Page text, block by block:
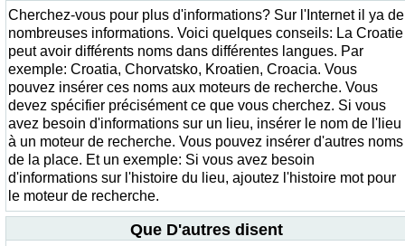
Cherchez-vous pour plus d'informations? Sur l'Internet il ya de
nombreuses informations. Voici quelques conseils: La Croatie
peut avoir différents noms dans différentes langues. Par
exemple: Croatia, Chorvatsko, Kroatien, Croacia. Vous
pouvez insérer ces noms aux moteurs de recherche. Vous
devez spécifier précisément ce que vous cherchez. Si vous
avez besoin d'informations sur un lieu, insérer le nom de l'lieu
à un moteur de recherche. Vous pouvez insérer d'autres noms
de la place. Et un exemple: Si vous avez besoin
d'informations sur l'histoire du lieu, ajoutez l'histoire mot pour
le moteur de recherche.
Que D'autres disent